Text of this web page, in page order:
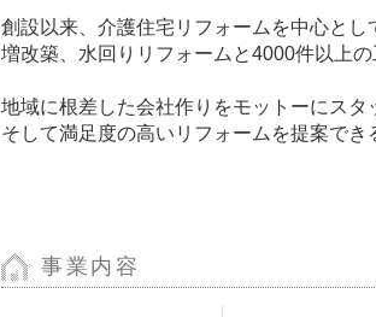
創設以来、介護住宅リフォームを中心とし
増改築、水回りリフォームと4000件以上
地域に根差した会社作りをモットーにスタ
そして満足度の高いリフォームを提案でき
事業内容